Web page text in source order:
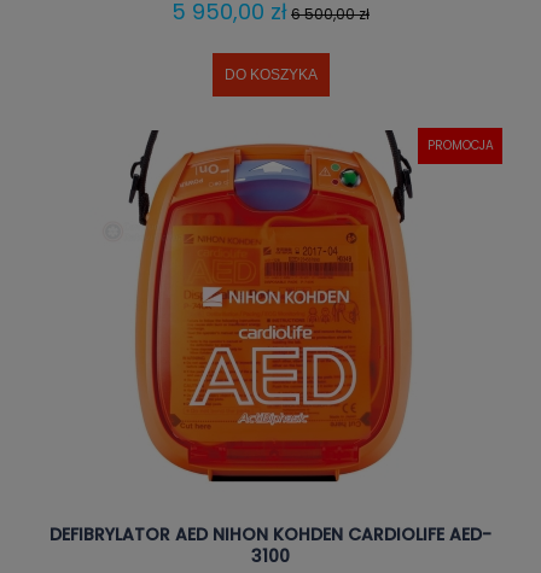
5 950,00 zł6 500,00 zł
DO KOSZYKA
DEFIBRYLATOR AED NIHON KOHDEN CARDIOLIFE AED-
3100
PROMOCJA